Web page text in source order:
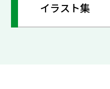
イラスト集